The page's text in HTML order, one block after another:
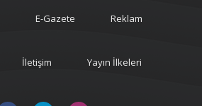
E-Gazete Reklam
İletişim Yayın İlkeleri